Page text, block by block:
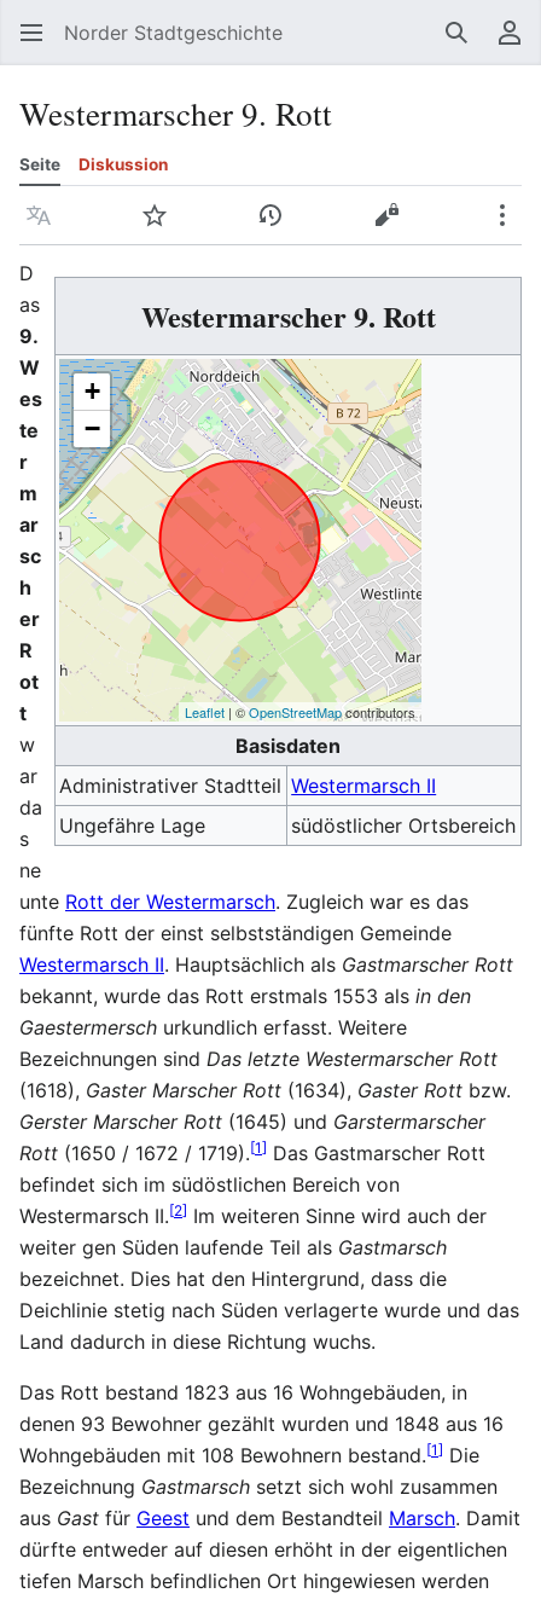
Norder Stadtgeschichte Suchen
Westermarscher 9. Rott
Seite Diskussion
Sprache Beobachten Versionsgeschichte
Quelltext
Westermarscher 9. Rott
+
−
Leaflet | ©OpenStreetMapcontributors
Basisdaten
Administrativer Stadtteil Westermarsch II
Ungefähre Lage
südöstlicher Ortsbereich
D
as
9.
W
es
te
r
m
ar
sc
h
er
R
ot
t
w
ar
da
s
ne
unte Rott der Westermarsch. Zugleich war es das
fünfte Rott der einst selbstständigen Gemeinde
Westermarsch II. Hauptsächlich als Gastmarscher Rott
bekannt, wurde das Rott erstmals 1553 als in den
Gaestermersch urkundlich erfasst. Weitere
Bezeichnungen sind Das letzte Westermarscher Rott
(1618), Gaster Marscher Rott (1634), Gaster Rott bzw.
Gerster Marscher Rott (1645) und Garstermarscher
Rott (1650 / 1672 / 1719).[1] Das Gastmarscher Rott
befindet sich im südöstlichen Bereich von
Westermarsch II.[2] Im weiteren Sinne wird auch der
weiter gen Süden laufende Teil als Gastmarsch
bezeichnet. Dies hat den Hintergrund, dass die
Deichlinie stetig nach Süden verlagerte wurde und das
Land dadurch in diese Richtung wuchs.
Das Rott bestand 1823 aus 16 Wohngebäuden, in
denen 93 Bewohner gezählt wurden und 1848 aus 16
Wohngebäuden mit 108 Bewohnern bestand.[1] Die
Bezeichnung Gastmarsch setzt sich wohl zusammen
aus Gast für Geest und dem Bestandteil Marsch. Damit
dürfte entweder auf diesen erhöht in der eigentlichen
tiefen Marsch befindlichen Ort hingewiesen werden